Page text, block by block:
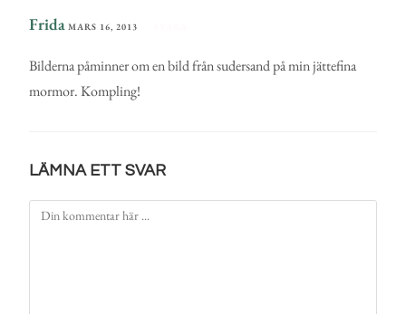
Frida MARS 16, 2013
Bilderna påminner om en bild från sudersand på min jättefina
mormor. Kompling!
LÄMNA ETT SVAR